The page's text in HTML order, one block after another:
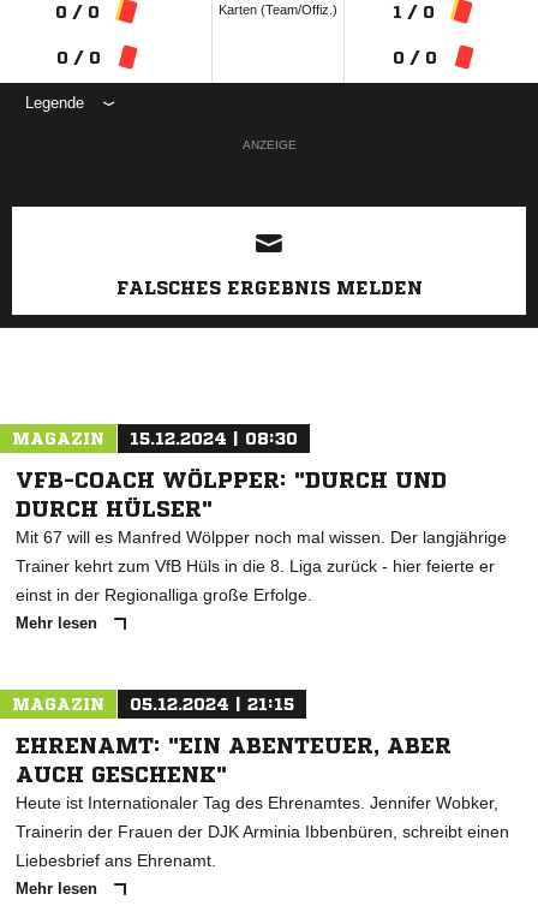
0 / 0
0 / 0
Karten (Team/Offiz.) 1 / 0
0 / 0
Legende
ANZEIGE
FALSCHES ERGEBNIS MELDEN
MAGAZIN 15.12.2024 | 08:30
VFB-COACH WÖLPPER: "DURCH UND
DURCH HÜLSER"
Mit 67 will es Manfred Wölpper noch mal wissen. Der langjährige
Trainer kehrt zum VfB Hüls in die 8. Liga zurück - hier feierte er
einst in der Regionalliga große Erfolge.
Mehr lesen
MAGAZIN 05.12.2024 | 21:15
EHRENAMT: "EIN ABENTEUER, ABER
AUCH GESCHENK"
Heute ist Internationaler Tag des Ehrenamtes. Jennifer Wobker,
Trainerin der Frauen der DJK Arminia Ibbenbüren, schreibt einen
Liebesbrief ans Ehrenamt.
Mehr lesen